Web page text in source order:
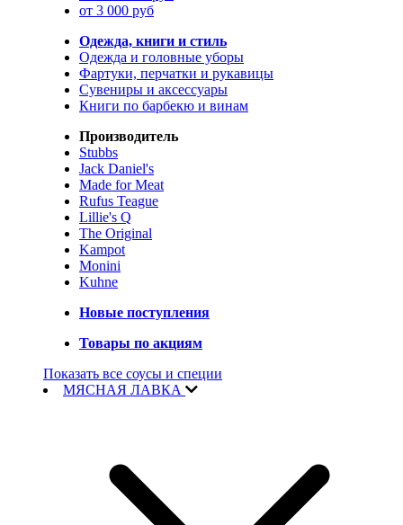
от 3 000 руб
Одежда, книги и стиль
Одежда и головные уборы
Фартуки, перчатки и рукавицы
Сувениры и аксессуары
Книги по барбекю и винам
Производитель
Stubbs
Jack Daniel's
Made for Meat
Rufus Teague
Lillie's Q
The Original
Kampot
Monini
Kuhne
Новые поступления
Товары по акциям
Показать все соусы и специи
МЯСНАЯ ЛАВКА